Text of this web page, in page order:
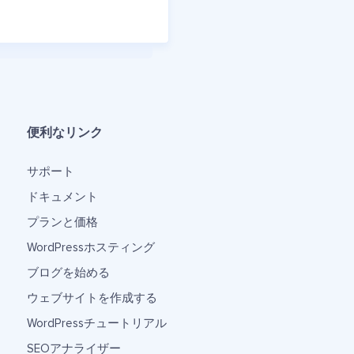
便利なリンク
サポート
ドキュメント
プランと価格
WordPressホスティング
ブログを始める
ウェブサイトを作成する
WordPressチュートリアル
SEOアナライザー